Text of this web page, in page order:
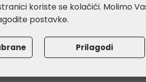
koriste se kolačići. Molimo
postavke.
Prilagodi